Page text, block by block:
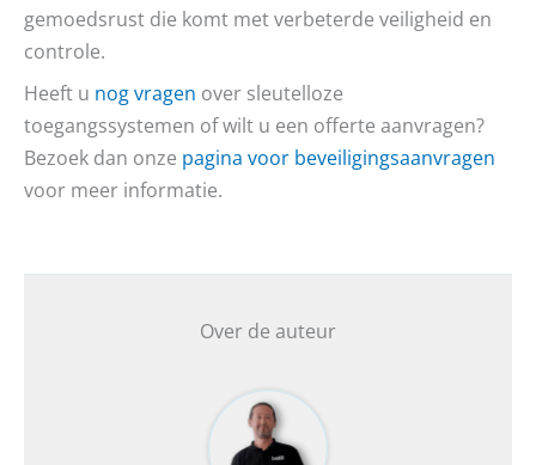
gemoedsrust die komt met verbeterde veiligheid en
controle.
Heeft u nog vragen over sleutelloze
toegangssystemen of wilt u een offerte aanvragen?
Bezoek dan onze pagina voor beveiligingsaanvragen
voor meer informatie.
Over de auteur